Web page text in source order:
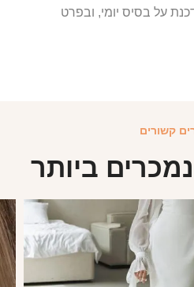
על בסיס יומי, ובפרט
קשורים
ביותר